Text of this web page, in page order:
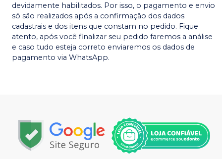
devidamente habilitados. Por isso, o pagamento e envio
só são realizados após a confirmação dos dados
cadastrais e dos itens que constam no pedido. Fique
atento, após você finalizar seu pedido faremos a análise
e caso tudo esteja correto enviaremos os dados de
pagamento via WhatsApp.